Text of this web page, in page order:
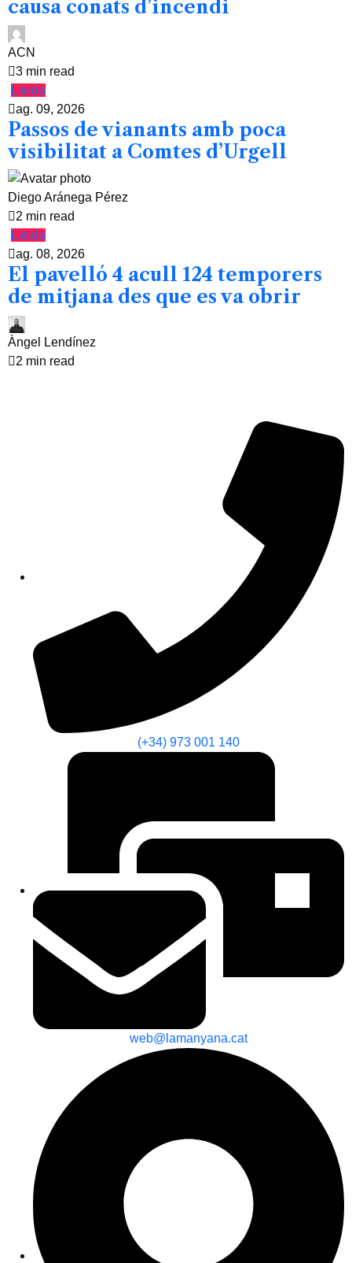
causa conats d’incendi
ACN
3 min read
Lleida
ag. 09, 2026
Passos de vianants amb poca
visibilitat a Comtes d’Urgell
Diego Aránega Pérez
2 min read
Lleida
ag. 08, 2026
El pavelló 4 acull 124 temporers
de mitjana des que es va obrir
Àngel Lendínez
2 min read
(+34) 973 001 140
web@lamanyana.cat